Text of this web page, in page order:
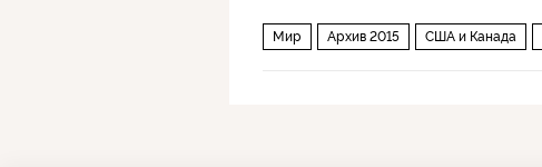
Мир Архив 2015 США и Канада